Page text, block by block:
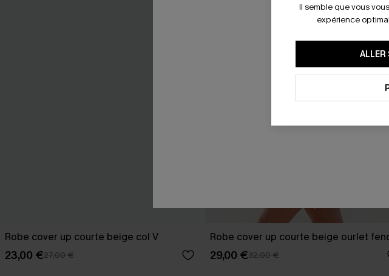
Robe cover up courte beige col V
23,00 €27,00 €
Robe cover up courte beige ourlet
29,00 €32,00 €
Il semble que vous
expérience
ALLER